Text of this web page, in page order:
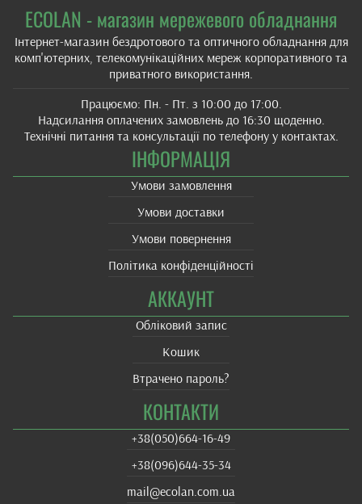
ECOLAN - магазин мережевого обладнання
Інтернет-магазин бездротового та оптичного обладнання для
комп'ютерних, телекомунікаційних мереж корпоративного та
приватного використання.
Працюємо: Пн. - Пт. з 10:00 до 17:00.
Надсилання оплачених замовлень до 16:30 щоденно.
Технічні питання та консультації по телефону у контактах.
ІНФОРМАЦІЯ
Умови замовлення
Умови доставки
Умови повернення
Політика конфіденційності
АККАУНТ
Обліковий запис
Кошик
Втрачено пароль?
КОНТАКТИ
+38(‎050)664-16-49
+38‎(096)644-35-34
mail@ecolan.com.ua